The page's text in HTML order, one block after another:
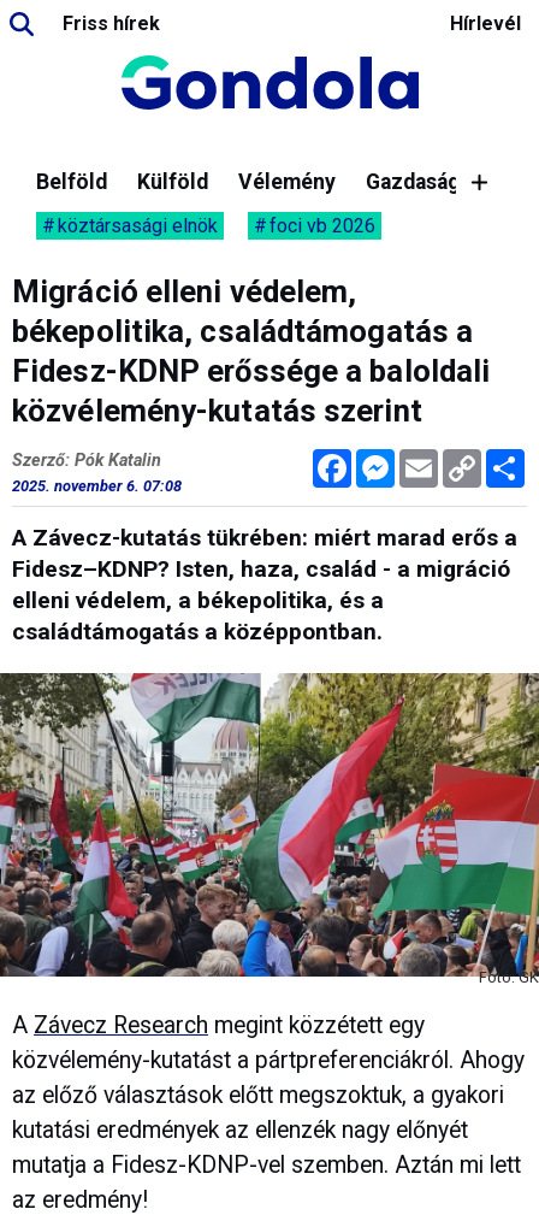
Friss hírek Hírlevél
Belföld Külföld Vélemény Gazdaság
köztársasági elnök foci vb 2026
Migráció elleni védelem,
békepolitika, családtámogatás a
Fidesz-KDNP erőssége a baloldali
közvélemény-kutatás szerint
FacebookMessenger
Email Copy
Link
Szerző: Pók Katalin
2025. november 6. 07:08
A Závecz-kutatás tükrében: miért marad erős a
Fidesz–KDNP? Isten, haza, család - a migráció
elleni védelem, a békepolitika, és a
családtámogatás a középpontban.
Fotó: GK
A Závecz Research megint közzétett egy
közvélemény-kutatást a pártpreferenciákról. Ahogy
az előző választások előtt megszoktuk, a gyakori
kutatási eredmények az ellenzék nagy előnyét
mutatja a Fidesz-KDNP-vel szemben. Aztán mi lett
az eredmény!